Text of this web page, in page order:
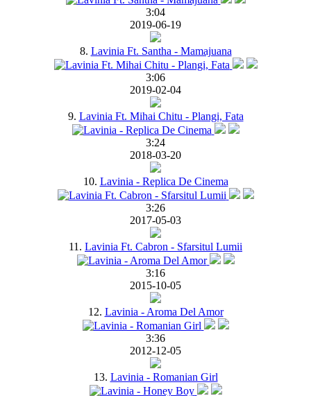
3:04
2019-06-19
8. Lavinia Ft. Santha - Mamajuana
3:06
2019-02-04
9. Lavinia Ft. Mihai Chitu - Plangi, Fata
3:24
2018-03-20
10. Lavinia - Replica De Cinema
3:26
2017-05-03
11. Lavinia Ft. Cabron - Sfarsitul Lumii
3:16
2015-10-05
12. Lavinia - Aroma Del Amor
3:36
2012-12-05
13. Lavinia - Romanian Girl